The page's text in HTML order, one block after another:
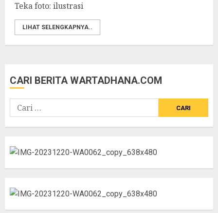
Teka foto: ilustrasi
LIHAT SELENGKAPNYA..
CARI BERITA WARTADHANA.COM
Cari
untuk: